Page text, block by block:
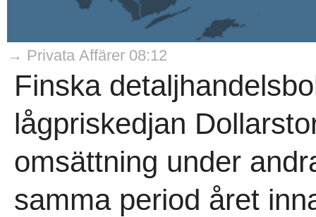
→ Privata Affärer 08:12
Finska
lågpriskedjan
omsättning under
samma period året